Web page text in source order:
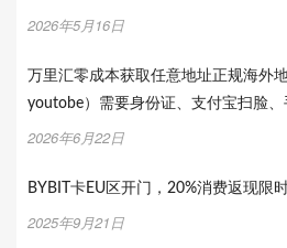
2026年5月16日
万里汇零成本获取任意地址正规海外
youtobe）需要身份证、支付宝扫脸
2026年6月22日
BYBIT卡EU区开门，20%消费返现限
2025年9月21日